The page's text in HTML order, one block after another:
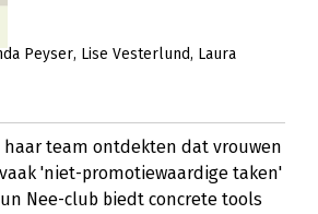
Peyser Lise Vesterlund Laura
haar team ontdekten dat vrouwen
'niet-promotiewaardige taken'
Nee-club biedt concrete tools